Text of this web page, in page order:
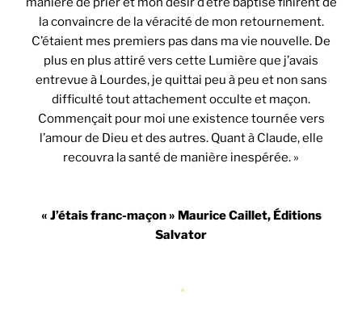
la convaincre de la véracité de mon retournement.
C’étaient mes premiers pas dans ma vie nouvelle. De
plus en plus attiré vers cette Lumière que j’avais
entrevue à Lourdes, je quittai peu à peu et non sans
difficulté tout attachement occulte et maçon.
Commençait pour moi une existence tournée vers
l’amour de Dieu et des autres. Quant à Claude, elle
recouvra la santé de manière inespérée. »
« J’étais franc-maçon » Maurice Caillet, Éditions
Salvator
*